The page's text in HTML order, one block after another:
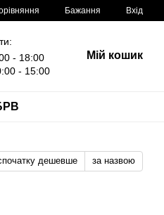
Бажання Вхід
- 18:00
- 15:00
Мій кошик
дешевше за назвою